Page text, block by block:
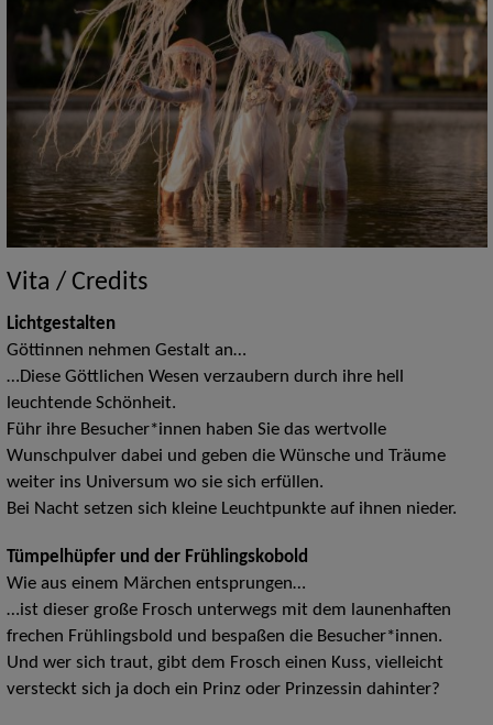
Vita / Credits
Lichtgestalten
Göttinnen nehmen Gestalt an…
…Diese Göttlichen Wesen verzaubern durch ihre hell
leuchtende Schönheit.
Führ ihre Besucher*innen haben Sie das wertvolle
Wunschpulver dabei und geben die Wünsche und Träume
weiter ins Universum wo sie sich erfüllen.
Bei Nacht setzen sich kleine Leuchtpunkte auf ihnen nieder.
Tümpelhüpfer und der Frühlingskobold
Wie aus einem Märchen entsprungen…
…ist dieser große Frosch unterwegs mit dem launenhaften
frechen Frühlingsbold und bespaßen die Besucher*innen.
Und wer sich traut, gibt dem Frosch einen Kuss, vielleicht
versteckt sich ja doch ein Prinz oder Prinzessin dahinter?